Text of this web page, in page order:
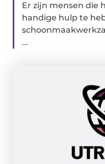
Er zijn mensen die
handige hulp te
...